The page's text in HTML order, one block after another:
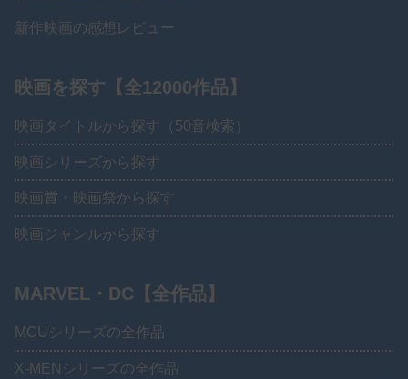
新作映画の感想レビュー
映画を探す【全12000作品】
映画タイトルから探す（50音検索）
映画シリーズから探す
映画賞・映画祭から探す
映画ジャンルから探す
MARVEL・DC【全作品】
MCUシリーズの全作品
X-MENシリーズの全作品